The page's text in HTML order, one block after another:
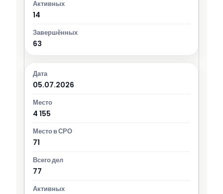
14
63
05.07.2026
4 155
71
77